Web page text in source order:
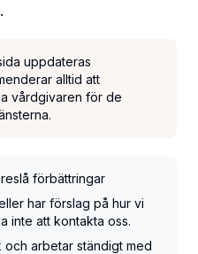
uppdateras
alltid att
vårdgivaren för de
förbättringar
har förslag på hur vi
inte att kontakta oss.
arbetar ständigt med